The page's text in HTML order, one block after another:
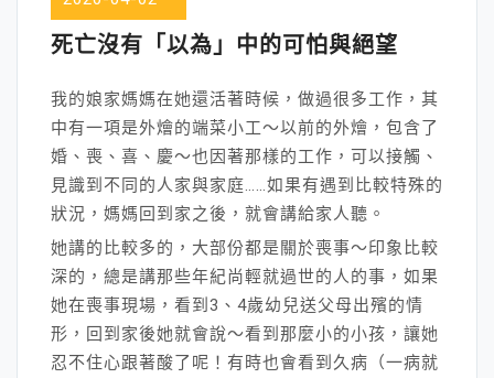
死亡沒有「以為」中的可怕與絕望
我的娘家媽媽在她還活著時候，做過很多工作，其
中有一項是外燴的端菜小工～以前的外燴，包含了
婚、喪、喜、慶～也因著那樣的工作，可以接觸、
見識到不同的人家與家庭……如果有遇到比較特殊的
狀況，媽媽回到家之後，就會講給家人聽。
她講的比較多的，大部份都是關於喪事～印象比較
深的，總是講那些年紀尚輕就過世的人的事，如果
她在喪事現場，看到3、4歲幼兒送父母出殯的情
形，回到家後她就會說～看到那麼小的小孩，讓她
忍不住心跟著酸了呢！有時也會看到久病（一病就